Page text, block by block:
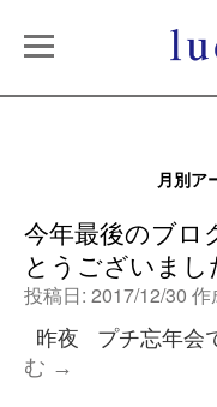
月別ア
今年最後のブロ
とうございまし
投稿日: 2017/12/30 作
昨夜 プチ忘年会
む →